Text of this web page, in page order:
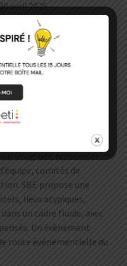
avril 2025
– 6 et
comités de
SBE propose une
lieux atypiques,
un cadre fluide, avec
Un événement
route événementielle du